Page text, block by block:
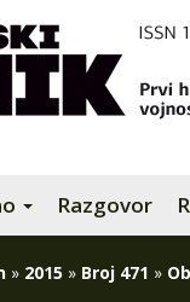
Razgovor
» 2015 » Broj 471 »